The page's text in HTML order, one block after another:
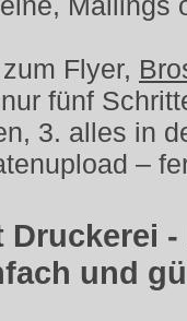
Flyer,
fünf
3. alles in
–
Druckerei
und